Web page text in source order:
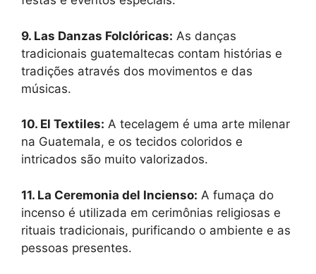
9. Las Danzas Folclóricas: As danças
tradicionais guatemaltecas contam histórias e
tradições através dos movimentos e das
músicas.
10. El Textiles: A tecelagem é uma arte milenar
na Guatemala, e os tecidos coloridos e
intricados são muito valorizados.
11. La Ceremonia del Incienso: A fumaça do
incenso é utilizada em cerimônias religiosas e
rituais tradicionais, purificando o ambiente e as
pessoas presentes.